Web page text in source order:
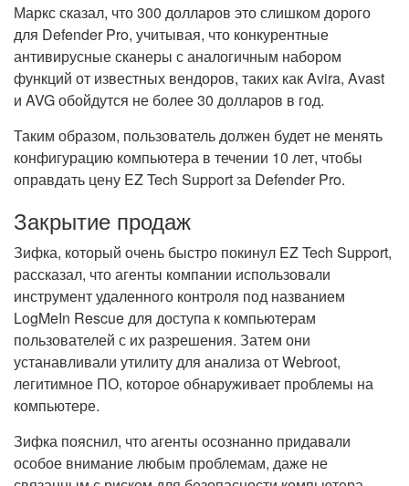
Маркс сказал, что 300 долларов это слишком дорого
для Defender Pro, учитывая, что конкурентные
антивирусные сканеры с аналогичным набором
функций от известных вендоров, таких как Avira, Avast
и AVG обойдутся не более 30 долларов в год.
Таким образом, пользователь должен будет не менять
конфигурацию компьютера в течении 10 лет, чтобы
оправдать цену EZ Tech Support за Defender Pro.
Закрытие продаж
Зифка, который очень быстро покинул EZ Tech Support,
рассказал, что агенты компании использовали
инструмент удаленного контроля под названием
LogMeIn Rescue для доступа к компьютерам
пользователей с их разрешения. Затем они
устанавливали утилиту для анализа от Webroot,
легитимное ПО, которое обнаруживает проблемы на
компьютере.
Зифка пояснил, что агенты осознанно придавали
особое внимание любым проблемам, даже не